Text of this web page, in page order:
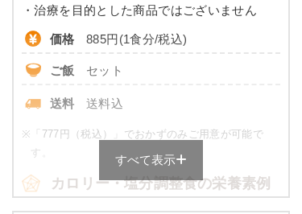
※カロリーは目安の数値であるため、メニューによっ
て異なる場合がございます。 牛乳セットでの栄養価
です。
朝食（パンセット）のメニュー例
クリームパン
・治療を目的とした商品ではございません
価格 885円(1食分/税込)
ご飯 セット
送料 送料込
※ 「777円（税込）」でおかずのみご用意が可能で
す。
カロリー・塩分調整食の栄養素例
すべて表示